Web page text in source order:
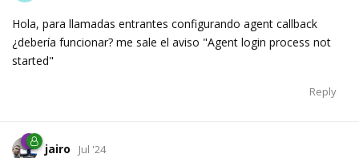
Hola, para llamadas entrantes configurando agent callback
¿debería funcionar? me sale el aviso "Agent login process not
started"
Reply
jairo Jul '24